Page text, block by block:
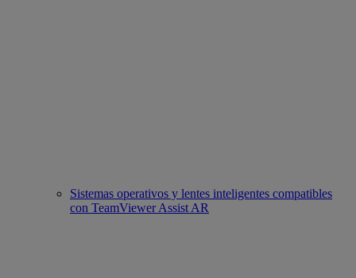
Sistemas operativos y lentes inteligentes compatibles
con TeamViewer Assist AR